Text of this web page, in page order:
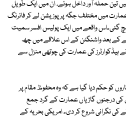
تین حملہ آور داخل ہوئے، ان میں ایک طویل
عمارت میں مختلف جگہ پر پوزیشن لے کر فائرنگ
گئی۔اس واقعے میں ایک پولیس افسر سمیت
کے بعد واشنگٹن کے اس علاقے میں چھ
نے ہیڈکوارٹرز کی عمارت کی چوتھی منزل سے
کو حکم دیا گیا ہے کہ وہ محفوظ مقام پر
کی درجنوں گاڑیاں عمارت کے گرد جمع
کی نگرانی شروع کر دی۔ امریکی بحریہ کے